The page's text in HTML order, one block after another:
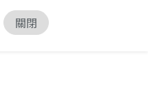
關閉